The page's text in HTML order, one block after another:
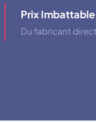
Prix ​​imbattable
Du fabricant